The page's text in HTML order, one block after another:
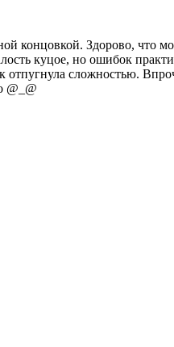
концовкой. Здорово,
куцое, но ошибок
сложностью.
@_@